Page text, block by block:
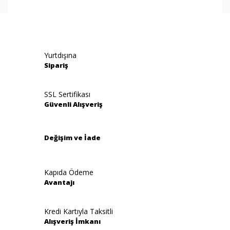
Yurtdışına
Sipariş
SSL Sertifikası
Güvenli Alışveriş
Değişim ve İade
Kapıda Ödeme
Avantajı
Kredi Kartıyla Taksitli
Alışveriş İmkanı